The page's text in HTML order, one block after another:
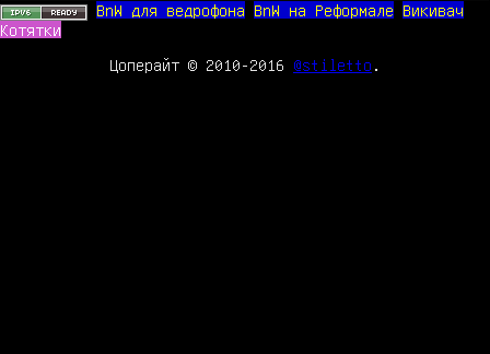
BnW для ведрофона
BnW на Реформале
Викивач
Котятки
Цоперайт © 2010-2016 @stiletto